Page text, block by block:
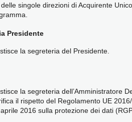
singole direzioni di Acquirente
Presidente
la segreteria del Presidente.
la segreteria dell’Amministratore
il rispetto del Regolamento UE
2016 sulla protezione dei dati